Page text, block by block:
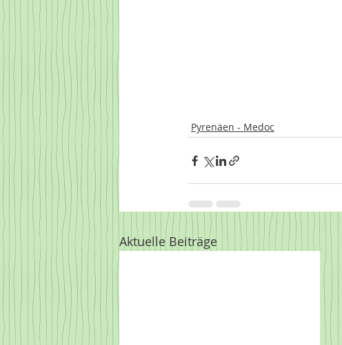
Pyrenäen - Medoc
Aktuelle Beiträge